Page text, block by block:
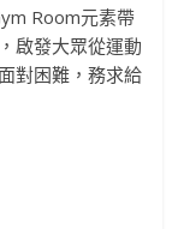
Room元素帶
啟發大眾從運動
對困難，務求給